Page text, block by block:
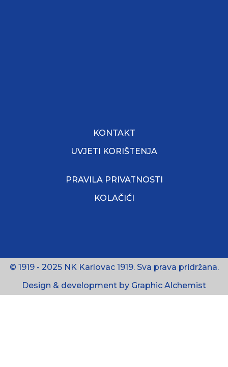
KONTAKT
UVJETI KORIŠTENJA
PRAVILA PRIVATNOSTI
KOLAČIĆI
© 1919 - 2025 NK Karlovac 1919. Sva prava pridržana.
Design & development by Graphic Alchemist